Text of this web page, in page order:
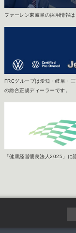
ファーレン東岐阜の採用情報
FRCグループは愛知・岐阜・
の総合正規ディーラーです。
「健康経営優良法人2025」に